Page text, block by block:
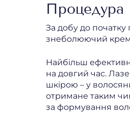
Процедура
За добу до початку
знеболюючий крем,
Найбільш
на довгий час.
шкірою – у
отримане таким
за формування